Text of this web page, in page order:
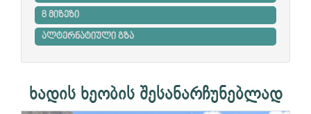
8 მიზეზი
ალტერნატიული გზა
ხადის ხეობის შესანარჩუნებლად